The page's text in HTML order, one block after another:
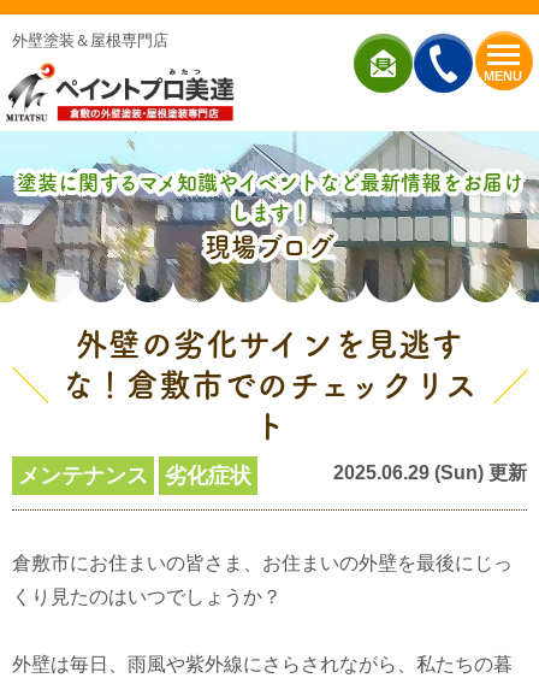
MENU
外壁塗装＆屋根専門店
塗装に関するマメ知識やイベントなど最新情報をお届け
します！
現場ブログ
外壁の劣化サインを見逃す
な！倉敷市でのチェックリス
ト
メンテナンス 劣化症状 2025.06.29 (Sun) 更新
倉敷市にお住まいの皆さま、お住まいの外壁を最後にじっ
くり見たのはいつでしょうか？
外壁は毎日、雨風や紫外線にさらされながら、私たちの暮